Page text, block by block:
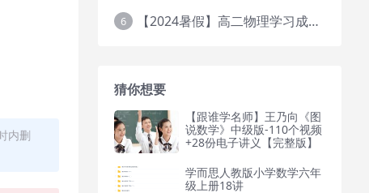
内删
6 【2024暑假】高二物理学习成长与规划系统1期
猜你想要
【跟谁学名师】王乃向《图
说数学》中级版-110个视频
+28份电子讲义【完整版】
学而思人教版小学数学六年
级上册18讲